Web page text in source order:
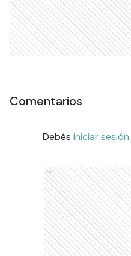
Comentarios
Debés iniciar sesión
Ads